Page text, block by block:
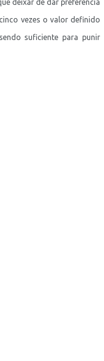
deixar de dar preferência
vezes o valor definido
suficiente para punir